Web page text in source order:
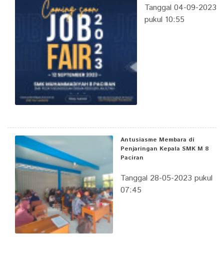
Tanggal 04-09-2023
pukul 10:55
Antusiasme Membara di
Penjaringan Kepala SMK M 8
Paciran
Tanggal 28-05-2023 pukul
07:45